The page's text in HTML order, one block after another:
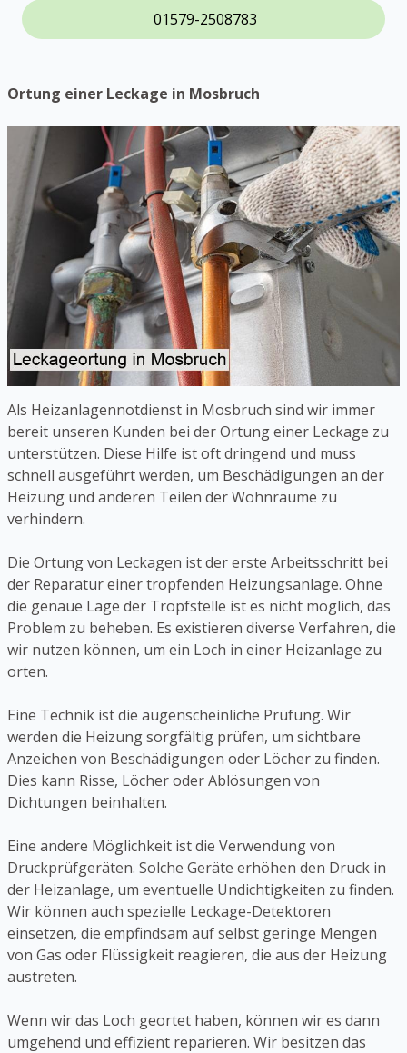
01579-2508783
Ortung einer Leckage in Mosbruch
Als Heizanlagennotdienst in Mosbruch sind wir immer
bereit unseren Kunden bei der Ortung einer Leckage zu
unterstützen. Diese Hilfe ist oft dringend und muss
schnell ausgeführt werden, um Beschädigungen an der
Heizung und anderen Teilen der Wohnräume zu
verhindern.
Die Ortung von Leckagen ist der erste Arbeitsschritt bei
der Reparatur einer tropfenden Heizungsanlage. Ohne
die genaue Lage der Tropfstelle ist es nicht möglich, das
Problem zu beheben. Es existieren diverse Verfahren, die
wir nutzen können, um ein Loch in einer Heizanlage zu
orten.
Eine Technik ist die augenscheinliche Prüfung. Wir
werden die Heizung sorgfältig prüfen, um sichtbare
Anzeichen von Beschädigungen oder Löcher zu finden.
Dies kann Risse, Löcher oder Ablösungen von
Dichtungen beinhalten.
Eine andere Möglichkeit ist die Verwendung von
Druckprüfgeräten. Solche Geräte erhöhen den Druck in
der Heizanlage, um eventuelle Undichtigkeiten zu finden.
Wir können auch spezielle Leckage-Detektoren
einsetzen, die empfindsam auf selbst geringe Mengen
von Gas oder Flüssigkeit reagieren, die aus der Heizung
austreten.
Wenn wir das Loch geortet haben, können wir es dann
umgehend und effizient reparieren. Wir besitzen das